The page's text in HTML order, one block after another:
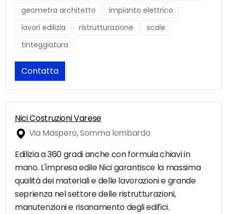
geometra architetto
impianto elettrico
lavori edilizia
ristrutturazione
scale
tinteggiatura
Contatta
Nici Costruzioni Varese
Via Maspero, Somma lombardo
Edilizia a 360 gradi anche con formula chiavi in
mano. L'impresa edile Nici garantisce la massima
qualità dei materiali e delle lavorazioni e grande
seprienza nel settore delle ristrutturazioni,
manutenzioni e risanamento degli edifici.